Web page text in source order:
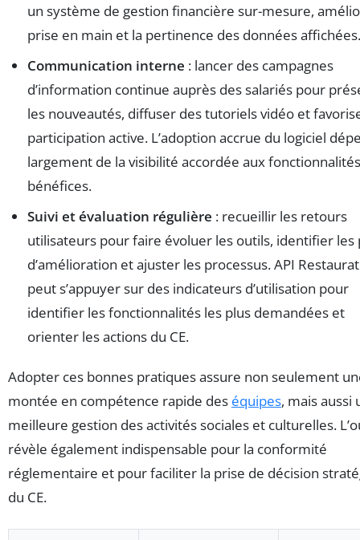
un système de gestion financière sur-mesure,
prise en main et la pertinence des données affichées.
Communication interne : lancer des campagnes
d’information continue auprès des salariés pour
les nouveautés, diffuser des tutoriels vidéo et
participation active. L’adoption accrue du logiciel
largement de la visibilité accordée aux
bénéfices.
Suivi et évaluation régulière : recueillir les retours
utilisateurs pour faire évoluer les outils, identifier les
d’amélioration et ajuster les processus. API
peut s’appuyer sur des indicateurs d’utilisation pour
identifier les fonctionnalités les plus demandées et
orienter les actions du CE.
Adopter ces bonnes pratiques assure non seulement
montée en compétence rapide des équipes, mais aussi
meilleure gestion des activités sociales et culturelles.
révèle également indispensable pour la conformité
réglementaire et pour faciliter la prise de décision
du CE.